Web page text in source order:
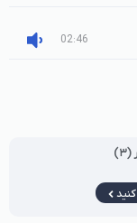
02:46